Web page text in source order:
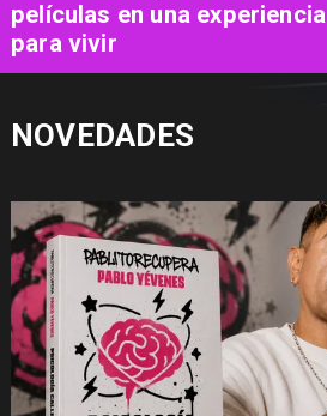
convocatoria con premio de
USD 3.000
NOVEDADES